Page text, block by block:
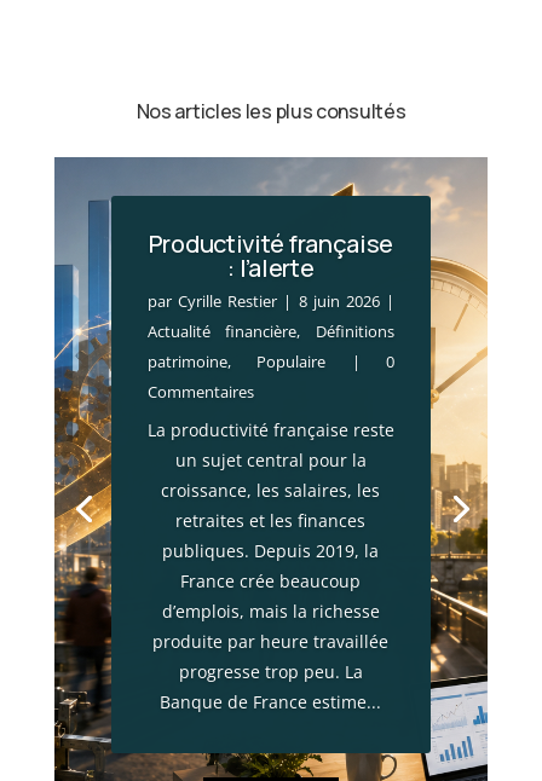
Nos articles les plus consultés
Productivité française
: l’alerte
par Cyrille Restier | 8 juin 2026 |
Actualité financière, Définitions
patrimoine, Populaire | 0
Commentaires
La productivité française reste
un sujet central pour la
croissance, les salaires, les
retraites et les finances
publiques. Depuis 2019, la
France crée beaucoup
d’emplois, mais la richesse
produite par heure travaillée
progresse trop peu. La
Banque de France estime...